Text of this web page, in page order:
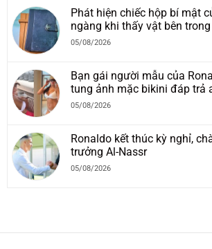
Phát hiện chiếc hộp bí mật
ngàng khi thấy vật bên trong
05/08/2026
Bạn gái người mẫu của
tung ảnh mặc bikini đáp trả
05/08/2026
Ronaldo kết thúc kỳ nghỉ,
trưởng Al-Nassr
05/08/2026